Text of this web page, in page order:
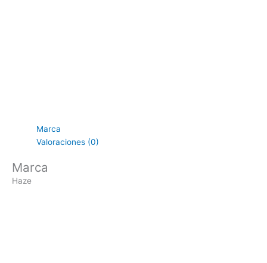
Marca
Valoraciones (0)
Marca
Haze